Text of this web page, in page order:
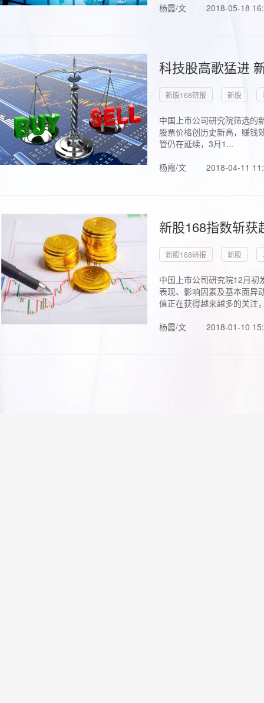
杨霞/文
2018-05-18
科技股高歌猛进
新股168研报 新股
中国上市公司研究院筛选的
股票价格创历史新高，赚钱
管仍在延续，3月1...
杨霞/文
2018-04-11
新股168指数斩
新股168研报 新股
中国上市公司研究院12月初
表现、影响因素及基本面异
值正在获得越来越多的关注
杨霞/文
2018-01-10